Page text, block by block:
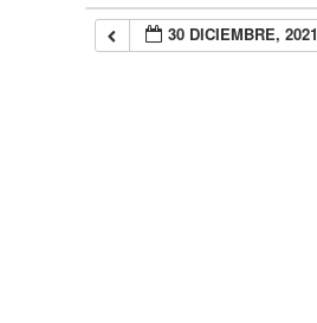
30 DICIEMBRE, 2021